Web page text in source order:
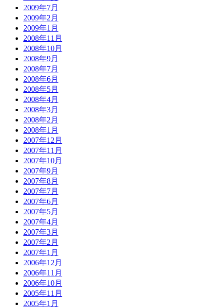
2009年7月
2009年2月
2009年1月
2008年11月
2008年10月
2008年9月
2008年7月
2008年6月
2008年5月
2008年4月
2008年3月
2008年2月
2008年1月
2007年12月
2007年11月
2007年10月
2007年9月
2007年8月
2007年7月
2007年6月
2007年5月
2007年4月
2007年3月
2007年2月
2007年1月
2006年12月
2006年11月
2006年10月
2005年11月
2005年1月